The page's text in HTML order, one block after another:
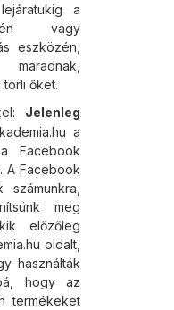
a
vagy
eszközén,
maradnak,
törli őket.
Jelenleg
a
Facebook
A Facebook
meg
előzőleg
oldalt,
használták
hogy az
termékeket